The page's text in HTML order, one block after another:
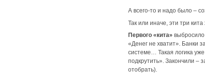
А всего-то и надо было –
Так или иначе, эти три
Первого «кита»
«Денег не хватит». Банки
системе… Такая логика
подкрутить». Закончили –
отобрать).